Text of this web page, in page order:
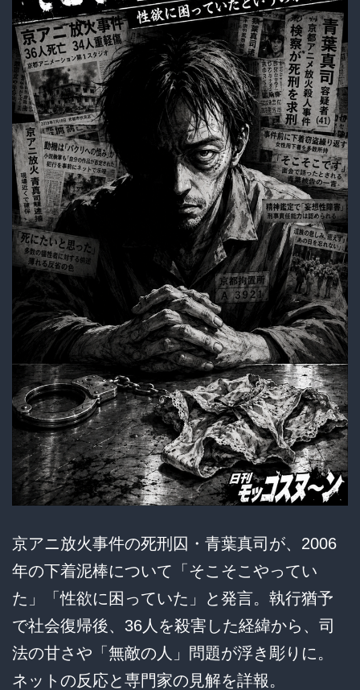
京アニ放火事件の死刑囚・青葉真司が、2006
年の下着泥棒について「そこそこやってい
た」「性欲に困っていた」と発言。執行猶予
で社会復帰後、36人を殺害した経緯から、司
法の甘さや「無敵の人」問題が浮き彫りに。
ネットの反応と専門家の見解を詳報。